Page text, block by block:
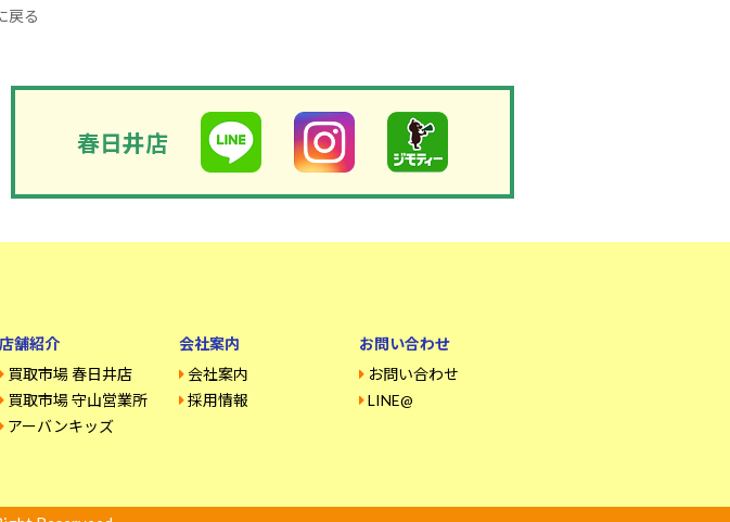
戻る
春日井店
店舗紹介
買取市場 春日井店
買取市場 守山営業所
アーバンキッズ
会社案内
会社案内
採用情報
お問い合わせ
お問い合わせ
LINE@